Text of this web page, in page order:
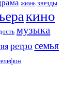
жизнь звезды
кино
музыка
ретро семья